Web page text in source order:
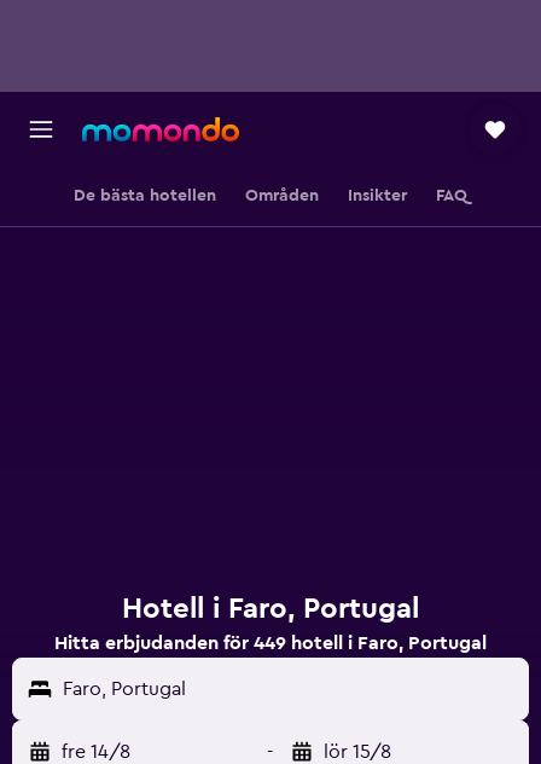
De bästa hotellen Områden Insikter FAQ
Hotell i Faro, Portugal
Hitta erbjudanden för 449 hotell i Faro, Portugal
Faro, Portugal
fre 14/8 - lör 15/8